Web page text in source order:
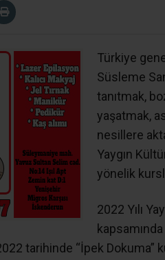
Türkiye
Süsleme
tanıtmak,
yaşatmak,
nesillere
Yaygın
yönelik
2022 Yılı
tarihinde “İpek Dokuma”